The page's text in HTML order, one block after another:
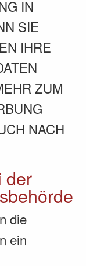
IN
SIE
IHRE
ZUM
NACH
der
die
ein